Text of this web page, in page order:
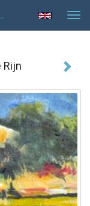
Rijn
Rijn